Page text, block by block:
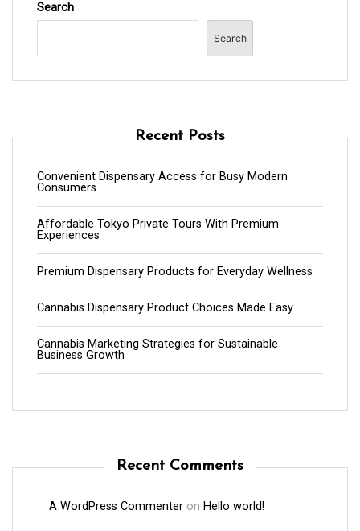
Search
Search
Recent Posts
Convenient Dispensary Access for Busy Modern
Consumers
Affordable Tokyo Private Tours With Premium
Experiences
Premium Dispensary Products for Everyday Wellness
Cannabis Dispensary Product Choices Made Easy
Cannabis Marketing Strategies for Sustainable
Business Growth
Recent Comments
A WordPress Commenter on Hello world!